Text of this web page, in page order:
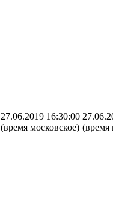
27.06.2019 16:30:00
(время московское) (время